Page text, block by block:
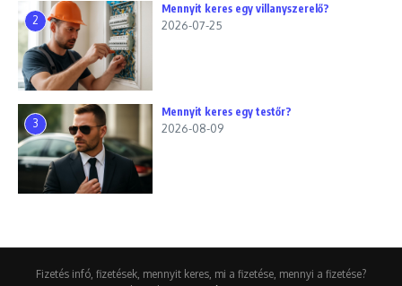
2
Mennyit keres egy villanyszerelő?
2026-07-25
3
Mennyit keres egy testőr?
2026-08-09
Fizetés infó, fizetések, mennyit keres, mi a fizetése, mennyi a fizetése?